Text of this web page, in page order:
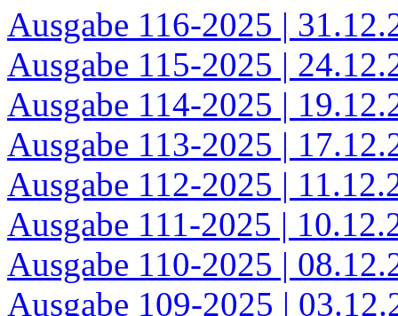
Ausgabe 116-2025 |
Ausgabe 115-2025 |
Ausgabe 114-2025 |
Ausgabe 113-2025 |
Ausgabe 112-2025 |
Ausgabe 111-2025 |
Ausgabe 110-2025 |
Ausgabe 109-2025 |